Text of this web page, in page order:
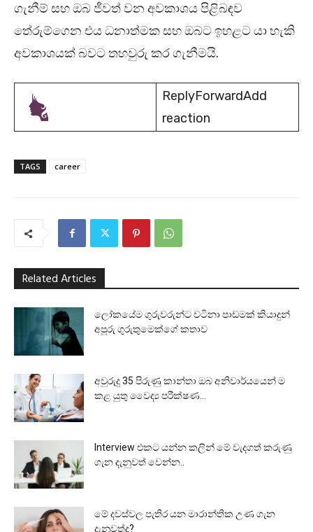
ගැනීම් සහ ඔබ ජීවත් වන අවකාශය පිළිබඳව
තේරුම්ගෙන එය ධනාත්මක සහ ඔබට ඉහළට යා හැකි
අවකාශයක් බවට තහවුරු කර ගැනීමයි.
ReplyForwardAdd
reaction
TAGS career
Related Articles
ලෝකයේම ගුරුවරුන්ට වටිනා පාඩමක් කියාදුන්
අපූරු ගුරුතුමෙක්ගේ කතාව
අවුරුදු 35 පිරුණු කාන්තා ඔබ අනිවාර්යයෙන් ම
කළ යුතු වෛද්‍ය පරීක්ෂණ...
Interview එකට යන්න කලින් මේ වැදගත් කරුණු
ගැන දැනුවත් වෙන්න..
මේ දවස්වල පැතිර යන මාරාන්තික උණ ගැන
දැනුවත්ද?